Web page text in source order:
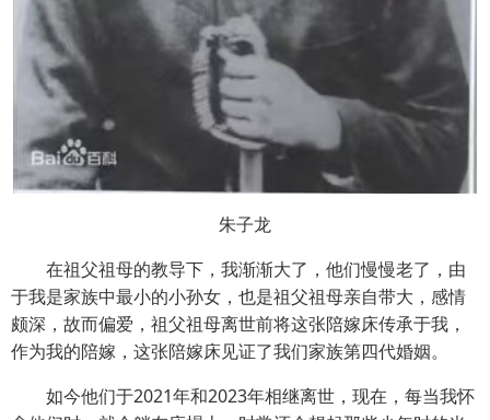
朱子龙
在祖父祖母的教导下，我渐渐大了，他们慢慢老了，由
于我是家族中最小的小孙女，也是祖父祖母亲自带大，感情
颇深，故而偏爱，祖父祖母离世前将这张陪嫁床传承于我，
作为我的陪嫁，这张陪嫁床见证了我们家族第四代婚姻。
如今他们于2021年和2023年相继离世，现在，每当我怀